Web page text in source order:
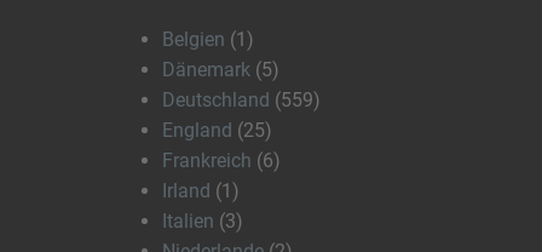
Belgien (1)
Dänemark (5)
Deutschland (559)
England (25)
Frankreich (6)
Irland (1)
Italien (3)